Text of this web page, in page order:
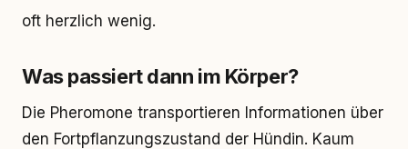
oft herzlich wenig.
Was passiert dann im Körper?
Die Pheromone transportieren Informationen über
den Fortpflanzungszustand der Hündin. Kaum